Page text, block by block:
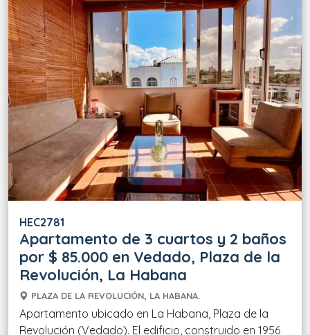
HEC2781
Apartamento de 3 cuartos y 2 baños
por $ 85.000 en Vedado, Plaza de la
Revolución, La Habana
PLAZA DE LA REVOLUCIÓN, LA HABANA.
Apartamento ubicado en La Habana, Plaza de la
Revolución (Vedado). El edificio, construido en 1956